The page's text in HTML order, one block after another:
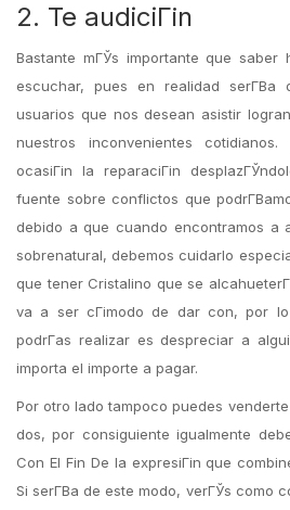
2. Te audiciГіn
Bastante mГЎs importante que saber
escuchar, pues en realidad serГ­В­a
usuarios que nos desean asistir
nuestros inconvenientes
ocasiГіn la reparaciГіn
fuente sobre conflictos que
debido a que cuando encontramos a
sobrenatural, debemos cuidarlo
que tener Cristalino que se
va a ser cГіmodo de dar con, por
podrГ­as realizar es despreciar a
importa el importe a pagar.
Por otro lado tampoco puedes
dos, por consiguiente igualmente
Con El Fin De la expresiГіn que
Si serГ­В­a de este modo, verГЎs como